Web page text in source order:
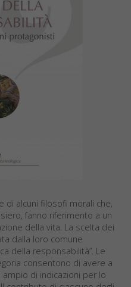
di alcuni filosofi morali che,
fanno riferimento a un
della vita. La scelta dei
dalla loro comune
della responsabilità”. Le
consentono di avere a
di indicazioni per lo